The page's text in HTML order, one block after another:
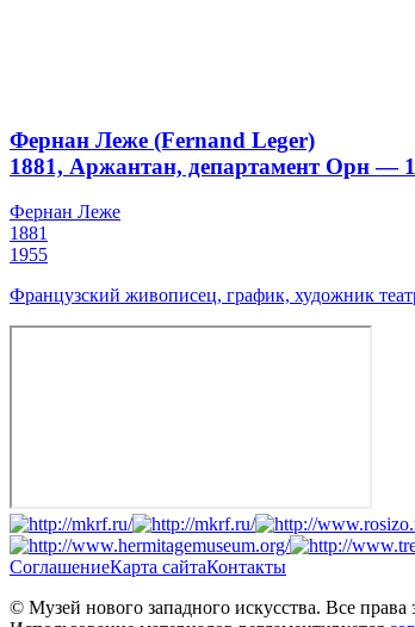
Фернан Леже (Fernand Leger)
1881, Аржантан, департамент Орн —
Фернан Леже
1881
1955
Французский живописец, график, художник
СоглашениеКарта сайтаКонтакты
© Музей нового западного искусства. Все